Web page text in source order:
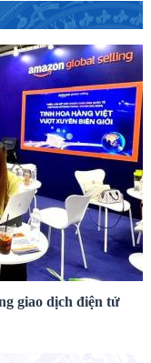
giao dịch điện tử